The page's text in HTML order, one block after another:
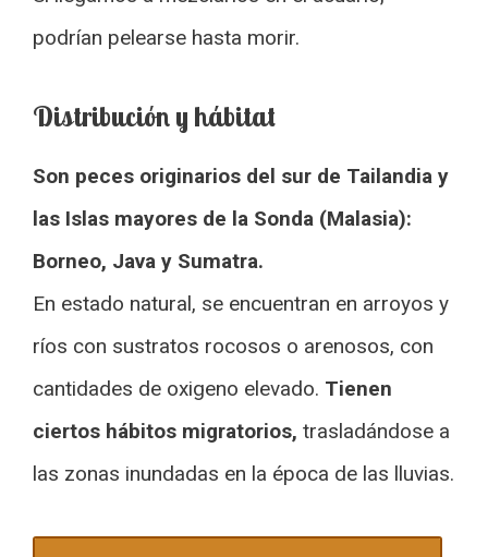
podrían pelearse hasta morir.
Distribución y hábitat
Son peces originarios del sur de Tailandia y
las Islas mayores de la Sonda (Malasia):
Borneo, Java y Sumatra.
En estado natural, se encuentran en arroyos y
ríos con sustratos rocosos o arenosos, con
cantidades de oxigeno elevado. Tienen
ciertos hábitos migratorios, trasladándose a
las zonas inundadas en la época de las lluvias.